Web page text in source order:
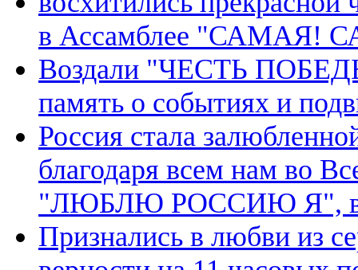
в Ассамблее "САМАЯ!
Воздали "ЧЕСТЬ
память о событиях и
Россия стала
благодаря всем нам во
"ЛЮБЛЮ РОССИЮ Я", в
Признались в любви из